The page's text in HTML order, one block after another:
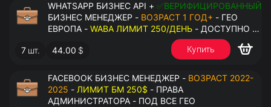
WHATSAPP БИЗНЕС API + ✅ВЕРИФИЦИРОВАННЫЙ
БИЗНЕС МЕНЕДЖЕР - ВОЗРАСТ 1 ГОД+ - ГЕО
ЕВРОПА - WABA ЛИМИТ 250/ДЕНЬ - ДОСТУПНО К
ПРИВЯЗКЕ ДО 2 НОМЕРОВ - ПРАВА
АДМИНИСТРАТОРА
7 шт. 44.00 $ Купить
FACEBOOK БИЗНЕС МЕНЕДЖЕР - ВОЗРАСТ 2022-
2025 - ЛИМИТ БМ 250$ - ПРАВА
АДМИНИСТРАТОРА - ПОД ВСЕ ГЕО